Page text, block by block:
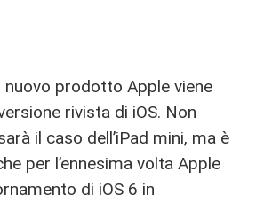
nuovo prodotto Apple viene
rivista di iOS. Non
il caso dell’iPad mini, ma è
per l’ennesima volta Apple
di iOS 6 in